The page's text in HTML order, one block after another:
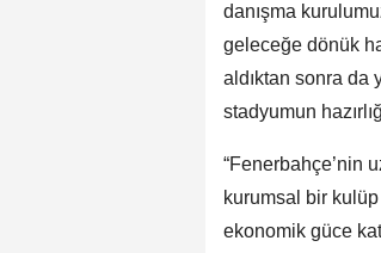
danışma
geleceğe dönük
aldıktan sonra da
stadyumun
“Fenerbahçe’nin
kurumsal bir kulüp
ekonomik güce